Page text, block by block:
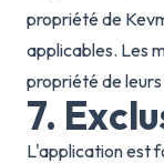
propriété de
applicables. Les
propriété de
7.
L'application est